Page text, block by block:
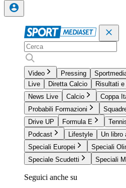
Video Pressing
Live
Diretta Calcio
Risultati
News Live
Calcio Coppa
Probabili Formazioni
Drive UP
Formula E
Podcast
Lifestyle
Un libro
Speciali Europei
Speciali
Speciale Scudetti
Speciali
Seguici anche su